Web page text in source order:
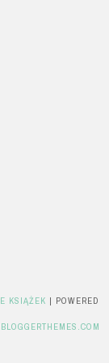
KSIĄŻEK | POWERED